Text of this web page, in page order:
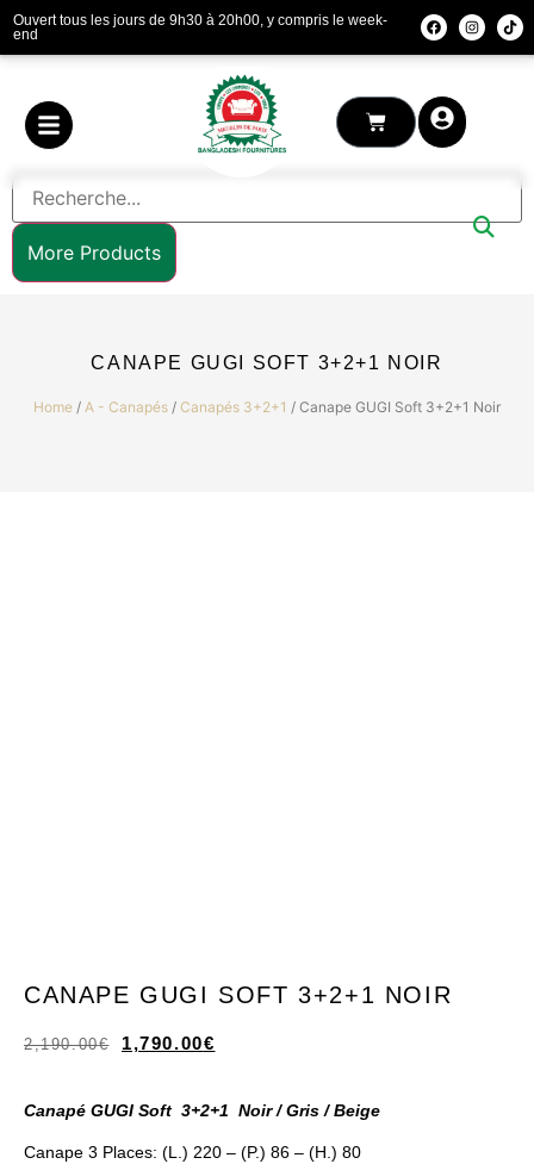
Ouvert tous les jours de 9h30 à 20h00, y compris le week-
end
More Products
CANAPE GUGI SOFT 3+2+1 NOIR
Home / A - Canapés / Canapés 3+2+1 / Canape GUGI Soft 3+2+1 Noir
CANAPE GUGI SOFT 3+2+1 NOIR
2,190.00€ 1,790.00€
Canapé GUGI Soft 3+2+1 Noir / Gris / Beige
Canape 3 Places: (L.) 220 – (P.) 86 – (H.) 80